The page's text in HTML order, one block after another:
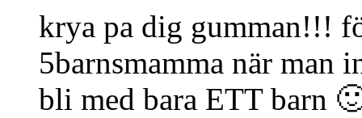
krya pa dig gumman!!!
5barnsmamma när man
bli med bara ETT barn